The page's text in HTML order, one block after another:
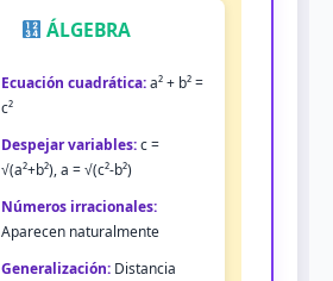
ÁLGEBRA
Ecuación cuadrática:a² + b² =
c²
Despejar variables:c =
√(a²+b²), a = √(c²-b²)
Números irracionales:
Aparecen naturalmente
Generalización: Distancia